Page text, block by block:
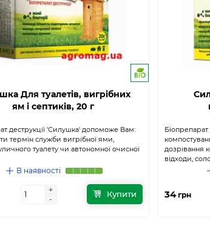
Для туалетів, вигрібних
ям і септиків, 20 г
деструкції 'Силушка' допоможе Вам:
термін служби вигрібної ями,
туалету чи автономної очисної
В наявності
+
-
+
-
Купити
Біопрепарат
дозрівання
відходи,
34грн